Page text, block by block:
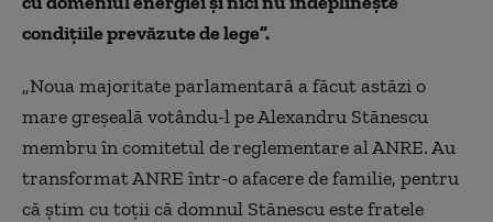
condițiile prevăzute de lege”.
„Noua majoritate parlamentară a făcut astăzi o
mare greșeală votându-l pe Alexandru Stănescu
membru în comitetul de reglementare al ANRE. Au
transformat ANRE într-o afacere de familie, pentru
că știm cu toții că domnul Stănescu este fratele